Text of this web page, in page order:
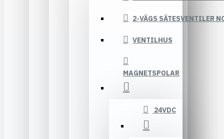
2-VÄGS SÄTESVENTILER
VENTILHUS
MAGNETSPOLAR
24VDC